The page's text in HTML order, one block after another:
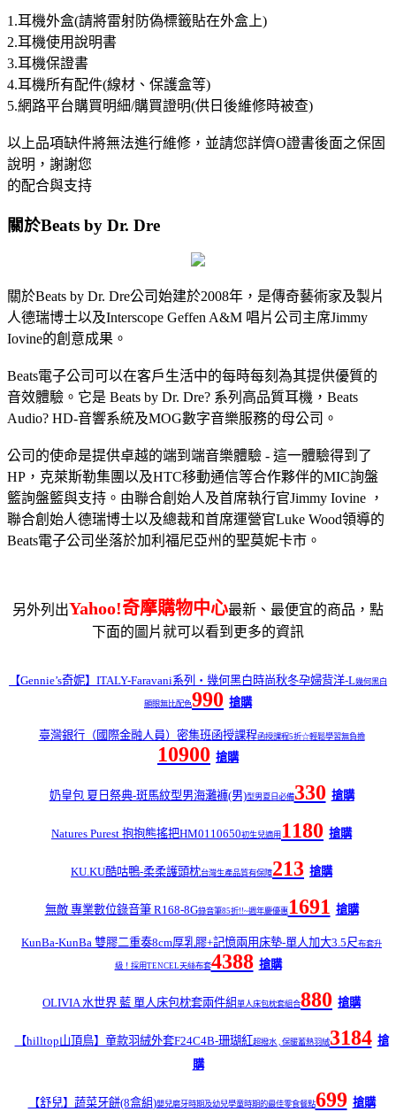
1.耳機外盒(請將雷射防偽標籤貼在外盒上)
2.耳機使用說明書
3.耳機保證書
4.耳機所有配件(線材、保護盒等)
5.網路平台購買明細/購買證明(供日後維修時被查)
以上品項缺件將無法進行維修，並請您詳儕O證書後面之保固
說明，謝謝您
的配合與支持
關於Beats by Dr. Dre
關於Beats by Dr. Dre公司始建於2008年，是傳奇藝術家及製片
人德瑞博士以及Interscope Geffen A&M 唱片公司主席Jimmy
Iovine的創意成果。
Beats電子公司可以在客戶生活中的每時每刻為其提供優質的
音效體驗。它是 Beats by Dr. Dre? 系列高品質耳機，Beats
Audio? HD-音響系統及MOG數字音樂服務的母公司。
公司的使命是提供卓越的端到端音樂體驗 - 這一體驗得到了
HP，克萊斯勒集團以及HTC移動通信等合作夥伴的MIC詢盤
籃詢盤籃與支持。由聯合創始人及首席執行官Jimmy Iovine ，
聯合創始人德瑞博士以及總裁和首席運營官Luke Wood領導的
Beats電子公司坐落於加利福尼亞州的聖莫妮卡市。
另外列出Yahoo!奇摩購物中心最新、最便宜的商品，點
下面的圖片就可以看到更多的資訊
【Gennie’s奇妮】ITALY-Faravani系列‧幾何黑白時尚秋冬孕婦背洋-L幾何黑白
顯眼無比配色990 搶購
臺灣銀行（國際金融人員）密集班函授課程函授課程5折☆輕鬆學習無負擔
10900 搶購
奶皇包 夏日祭典-斑馬紋型男海灘褲(男)型男夏日必備330 搶購
Natures Purest 抱抱熊搖把HM0110650初生兒適用 1180 搶購
KU.KU酷咕鴨-柔柔護頭枕台灣生產品質有保障213 搶購
無敵 專業數位錄音筆 R168-8G錄音筆85折!!~週年慶優惠1691 搶購
KunBa-KunBa 雙膠二重奏8cm厚乳膠+記憶兩用床墊-單人加大3.5尺布套升
級！採用TENCEL天絲布套4388 搶購
OLIVIA 水世界 藍 單人床包枕套兩件組 單人床包枕套組合880 搶購
【hilltop山頂鳥】童款羽絨外套F24C4B-珊瑚紅超撥水 , 保暖蓄熱羽絨3184 搶
購
【舒兒】蔬菜牙餅(8盒組)嬰兒磨牙時期及幼兒學童時期的最佳零食餐點699 搶購